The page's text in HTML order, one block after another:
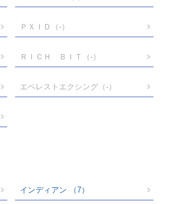
ＰＸＩＤ （-）
ＲＩＣＨ ＢＩＴ （-）
エベレストエクシング（-）
インディアン （7）